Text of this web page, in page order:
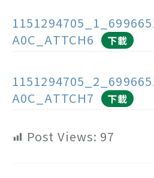
A0C_ATTCH6
下載
A0C_ATTCH7
下載
Post Views: 97